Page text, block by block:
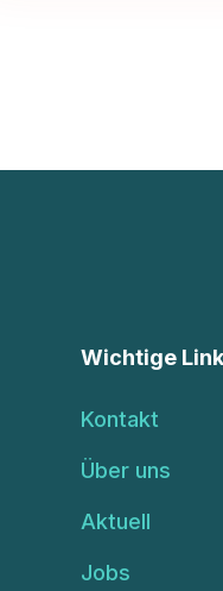
Wichtige
Kontakt
Über uns
Aktuell
Jobs